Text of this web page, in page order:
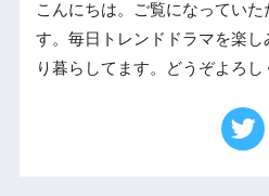
こんにちは。ご覧になってい
す。毎日トレンドドラマを楽
り暮らしてます。どうぞよろし